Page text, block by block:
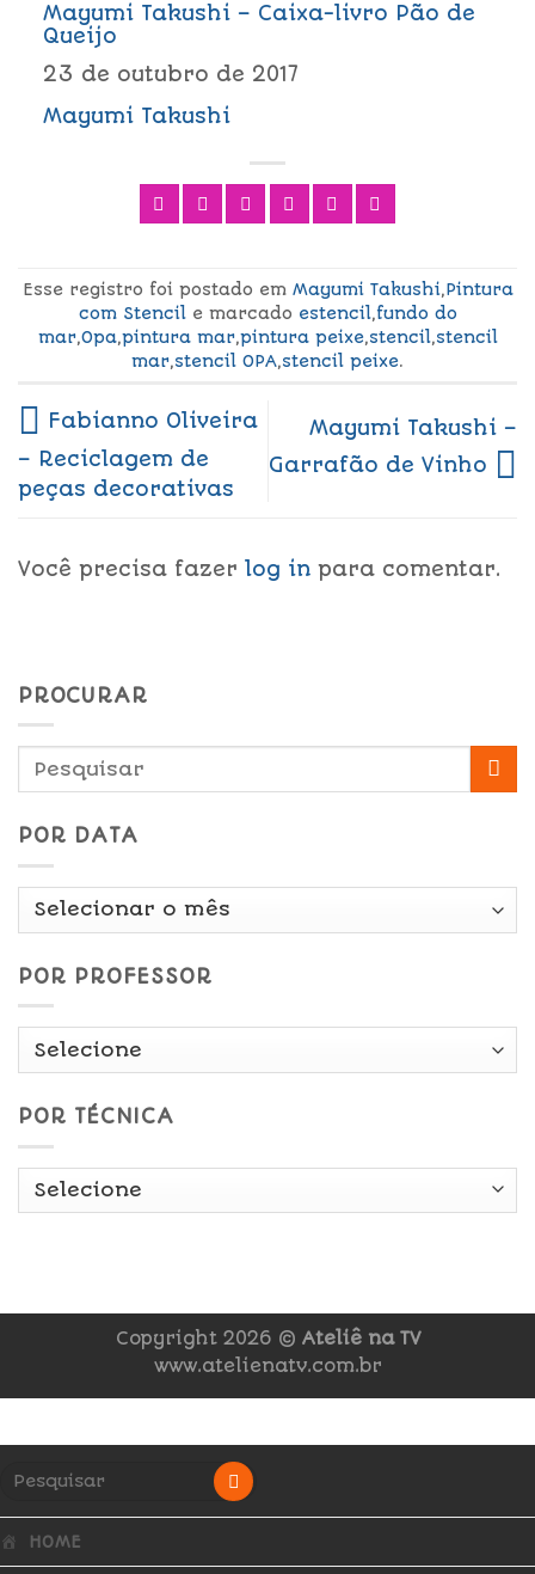
Mayumi Takushi – Caixa-livro Pão de
Queijo
23 de outubro de 2017
Mayumi Takushi
Esse registro foi postado em Mayumi Takushi,Pintura
com Stencile marcado estencil,fundo do
mar,Opa,pintura mar,pintura peixe,stencil,stencil
mar,stencil OPA,stencil peixe.
Fabianno Oliveira
– Reciclagem de
peças decorativas
Mayumi Takushi –
Garrafão de Vinho
Você precisa fazer log in para comentar.
PROCURAR
POR DATA
Por
POR PROFESSOR
POR TÉCNICA
Copyright 2026 © Ateliê na TV
www.atelienatv.com.br
HOME